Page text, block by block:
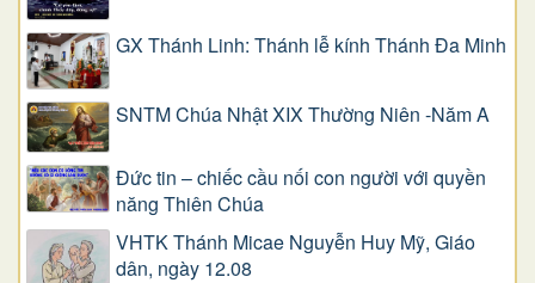
GX Thánh Linh: Thánh lễ kính Thánh Đa Minh
SNTM Chúa Nhật XIX Thường Niên -Năm A
Đức tin – chiếc cầu nối con người với quyền
năng Thiên Chúa
VHTK Thánh Micae Nguyễn Huy Mỹ, Giáo
dân, ngày 12.08